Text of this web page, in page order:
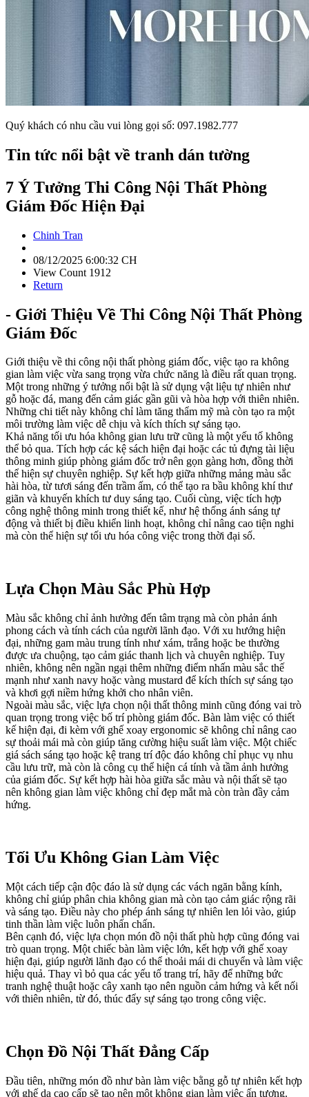
Quý khách có nhu cầu vui lòng gọi số: 097.1982.777
Tin tức nổi bật về tranh dán tường
7 Ý Tưởng Thi Công Nội Thất Phòng
Giám Đốc Hiện Đại
Chinh Tran
08/12/2025 6:00:32 CH
View Count 1912
Return
- Giới Thiệu Về Thi Công Nội Thất Phòng
Giám Đốc
Giới thiệu về thi công nội thất phòng giám đốc, việc tạo ra không
gian làm việc vừa sang trọng vừa chức năng là điều rất quan trọng.
Một trong những ý tưởng nổi bật là sử dụng vật liệu tự nhiên như
gỗ hoặc đá, mang đến cảm giác gần gũi và hòa hợp với thiên nhiên.
Những chi tiết này không chỉ làm tăng thẩm mỹ mà còn tạo ra một
môi trường làm việc dễ chịu và kích thích sự sáng tạo.
Khả năng tối ưu hóa không gian lưu trữ cũng là một yếu tố không
thể bỏ qua. Tích hợp các kệ sách hiện đại hoặc các tủ đựng tài liệu
thông minh giúp phòng giám đốc trở nên gọn gàng hơn, đồng thời
thể hiện sự chuyên nghiệp. Sự kết hợp giữa những mảng màu sắc
hài hòa, từ tươi sáng đến trầm ấm, có thể tạo ra bầu không khí thư
giãn và khuyến khích tư duy sáng tạo. Cuối cùng, việc tích hợp
công nghệ thông minh trong thiết kế, như hệ thống ánh sáng tự
động và thiết bị điều khiển linh hoạt, không chỉ nâng cao tiện nghi
mà còn thể hiện sự tối ưu hóa công việc trong thời đại số.
Lựa Chọn Màu Sắc Phù Hợp
Màu sắc không chỉ ảnh hưởng đến tâm trạng mà còn phản ánh
phong cách và tính cách của người lãnh đạo. Với xu hướng hiện
đại, những gam màu trung tính như xám, trắng hoặc be thường
được ưa chuộng, tạo cảm giác thanh lịch và chuyên nghiệp. Tuy
nhiên, không nên ngần ngại thêm những điểm nhấn màu sắc thế
mạnh như xanh navy hoặc vàng mustard để kích thích sự sáng tạo
và khơi gợi niềm hứng khởi cho nhân viên.
Ngoài màu sắc, việc lựa chọn nội thất thông minh cũng đóng vai trò
quan trọng trong việc bố trí phòng giám đốc. Bàn làm việc có thiết
kế hiện đại, đi kèm với ghế xoay ergonomic sẽ không chỉ nâng cao
sự thoải mái mà còn giúp tăng cường hiệu suất làm việc. Một chiếc
giá sách sáng tạo hoặc kệ trang trí độc đáo không chỉ phục vụ nhu
cầu lưu trữ, mà còn là công cụ thể hiện cá tính và tầm ảnh hưởng
của giám đốc. Sự kết hợp hài hòa giữa sắc màu và nội thất sẽ tạo
nên không gian làm việc không chỉ đẹp mắt mà còn tràn đầy cảm
hứng.
Tối Ưu Không Gian Làm Việc
Một cách tiếp cận độc đáo là sử dụng các vách ngăn bằng kính,
không chỉ giúp phân chia không gian mà còn tạo cảm giác rộng rãi
và sáng tạo. Điều này cho phép ánh sáng tự nhiên len lỏi vào, giúp
tinh thần làm việc luôn phấn chấn.
Bên cạnh đó, việc lựa chọn món đồ nội thất phù hợp cũng đóng vai
trò quan trọng. Một chiếc bàn làm việc lớn, kết hợp với ghế xoay
hiện đại, giúp người lãnh đạo có thể thoải mái di chuyển và làm việc
hiệu quả. Thay vì bỏ qua các yếu tố trang trí, hãy để những bức
tranh nghệ thuật hoặc cây xanh tạo nên nguồn cảm hứng và kết nối
với thiên nhiên, từ đó, thúc đẩy sự sáng tạo trong công việc.
Chọn Đồ Nội Thất Đẳng Cấp
Đầu tiên, những món đồ như bàn làm việc bằng gỗ tự nhiên kết hợp
với ghế da cao cấp sẽ tạo nên một không gian làm việc ấn tượng.